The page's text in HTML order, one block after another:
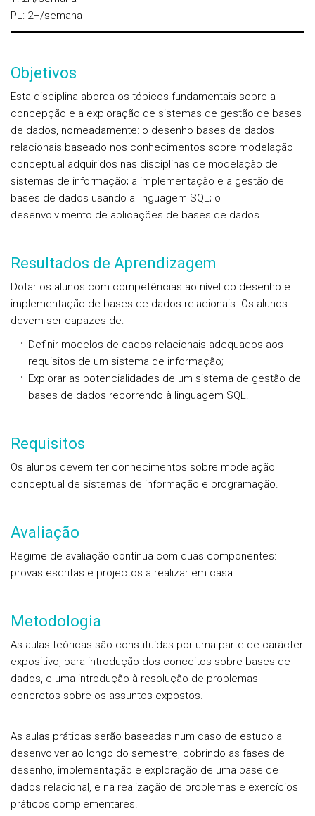
PL: 2H/semana
Objetivos
Esta disciplina aborda os tópicos fundamentais sobre a
concepção e a exploração de sistemas de gestão de bases
de dados, nomeadamente: o desenho bases de dados
relacionais baseado nos conhecimentos sobre modelação
conceptual adquiridos nas disciplinas de modelação de
sistemas de informação; a implementação e a gestão de
bases de dados usando a linguagem SQL; o
desenvolvimento de aplicações de bases de dados.
Resultados de Aprendizagem
Dotar os alunos com competências ao nível do desenho e
implementação de bases de dados relacionais. Os alunos
devem ser capazes de:
Definir modelos de dados relacionais adequados aos
requisitos de um sistema de informação;
Explorar as potencialidades de um sistema de gestão de
bases de dados recorrendo à linguagem SQL.
Requisitos
Os alunos devem ter conhecimentos sobre modelação
conceptual de sistemas de informação e programação.
Avaliação
Regime de avaliação contínua com duas componentes:
provas escritas e projectos a realizar em casa.
Metodologia
As aulas teóricas são constituídas por uma parte de carácter
expositivo, para introdução dos conceitos sobre bases de
dados, e uma introdução à resolução de problemas
concretos sobre os assuntos expostos.
As aulas práticas serão baseadas num caso de estudo a
desenvolver ao longo do semestre, cobrindo as fases de
desenho, implementação e exploração de uma base de
dados relacional, e na realização de problemas e exercícios
práticos complementares.